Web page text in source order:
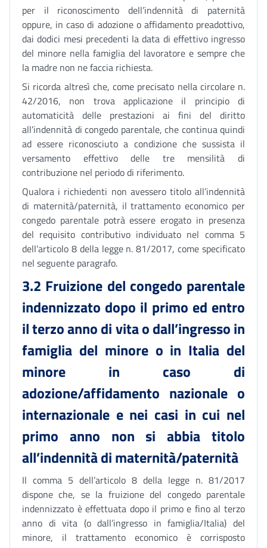
per il riconoscimento dell’indennità di paternità
oppure, in caso di adozione o affidamento preadottivo,
dai dodici mesi precedenti la data di effettivo ingresso
del minore nella famiglia del lavoratore e sempre che
la madre non ne faccia richiesta.
Si ricorda altresì che, come precisato nella circolare n.
42/2016, non trova applicazione il principio di
automaticità delle prestazioni ai fini del diritto
all’indennità di congedo parentale, che continua quindi
ad essere riconosciuto a condizione che sussista il
versamento effettivo delle tre mensilità di
contribuzione nel periodo di riferimento.
Qualora i richiedenti non avessero titolo all’indennità
di maternità/paternità, il trattamento economico per
congedo parentale potrà essere erogato in presenza
del requisito contributivo individuato nel comma 5
dell’articolo 8 della legge n. 81/2017, come specificato
nel seguente paragrafo.
3.2 Fruizione del congedo parentale
indennizzato dopo il primo ed entro
il terzo anno di vita o dall’ingresso in
famiglia del minore o in Italia del
minore in caso di
adozione/affidamento nazionale o
internazionale e nei casi in cui nel
primo anno non si abbia titolo
all’indennità di maternità/paternità
Il comma 5 dell’articolo 8 della legge n. 81/2017
dispone che, se la fruizione del congedo parentale
indennizzato è effettuata dopo il primo e fino al terzo
anno di vita (o dall’ingresso in famiglia/Italia) del
minore, il trattamento economico è corrisposto